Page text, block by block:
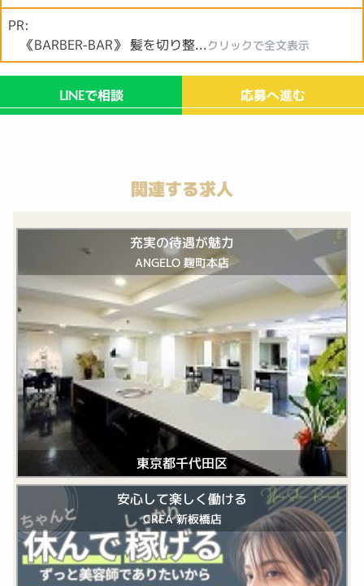
PR:
《BARBER-BAR》 髪を切り整... クリックで全文表示
LINEで相談 応募へ進む
関連する求人
充実の待遇が魅力
ANGELO 麹町本店
東京都千代田区
安心して楽しく働ける
CREA 新板橋店